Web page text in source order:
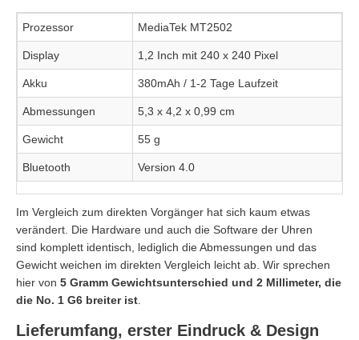
Prozessor MediaTek MT2502
Display 1,2 Inch mit 240 x 240 Pixel
Akku 380mAh / 1-2 Tage Laufzeit
Abmessungen 5,3 x 4,2 x 0,99 cm
Gewicht 55 g
Bluetooth Version 4.0
Im Vergleich zum direkten Vorgänger hat sich kaum etwas
verändert. Die Hardware und auch die Software der Uhren
sind komplett identisch, lediglich die Abmessungen und das
Gewicht weichen im direkten Vergleich leicht ab. Wir sprechen
hier von 5 Gramm Gewichtsunterschied und 2 Millimeter, die
die No. 1 G6 breiter ist
Lieferumfang, erster Eindruck & Design